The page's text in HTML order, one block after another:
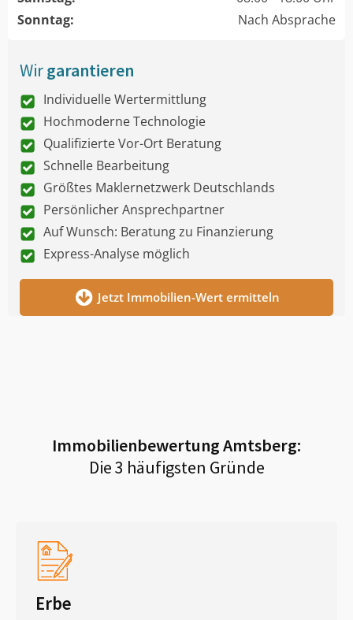
Sonntag:
Nach Absprache
Wirgarantieren
Individuelle Wertermittlung
Hochmoderne Technologie
Qualifizierte Vor-Ort Beratung
Schnelle Bearbeitung
Größtes Maklernetzwerk Deutschlands
Persönlicher Ansprechpartner
Auf Wunsch: Beratung zu Finanzierung
Express-Analyse möglich
Jetzt Immobilien-Wert ermitteln
ImmobilienbewertungAmtsberg:
Die 3 häufigsten Gründe
Erbe